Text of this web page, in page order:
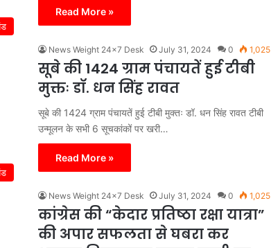
Read More »
News Weight 24x7 Desk July 31, 2024 0 1,025
सूबे की 1424 ग्राम पंचायतें हुई टीबी
मुक्तः डॉ. धन सिंह रावत
सूबे की 1424 ग्राम पंचायतें हुई टीबी मुक्तः डॉ. धन सिंह रावत टीबी
उन्मूलन के सभी 6 सूचकांकों पर खरी…
Read More »
News Weight 24x7 Desk July 31, 2024 0 1,025
कांग्रेस की “केदार प्रतिष्ठा रक्षा यात्रा”
की अपार सफलता से घबरा कर